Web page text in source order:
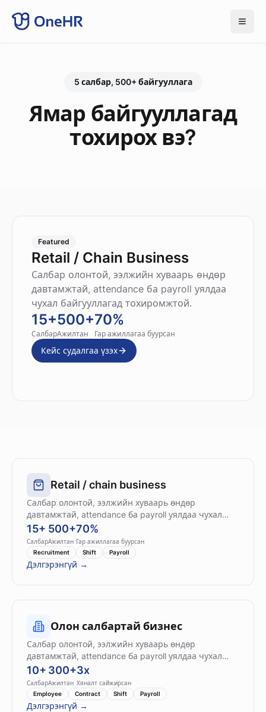
5 салбар, 500+ байгууллага
Ямар байгууллагад
тохирох вэ?
Featured
Retail / Chain Business
Салбар олонтой, ээлжийн хуваарь өндөр
давтамжтай, attendance ба payroll уялдаа
чухал байгууллагад тохиромжтой.
15+
Салбар
500+
Ажилтан
70%
Гар ажиллагаа буурсан
Кейс судалгаа үзэх
Retail / chain business
Салбар олонтой, ээлжийн хуваарь өндөр
давтамжтай, attendance ба payroll уялдаа чухал
байгууллагад тохиромжтой.
15+
Салбар
500+
Ажилтан
70%
Гар ажиллагаа буурсан
Recruitment
Shift Payroll
Дэлгэрэнгүй →
Олон салбартай бизнес
Салбар олонтой, ээлжийн хуваарь өндөр
давтамжтай, attendance ба payroll уялдаа чухал
байгууллагад тохиромжтой.
10+
Салбар
300+
Ажилтан
3x
Хяналт сайжирсан
Employee
Contract Shift Payroll
Дэлгэрэнгүй →